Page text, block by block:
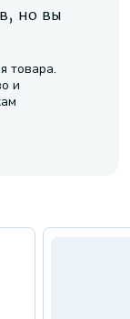
но вы
товара.
и